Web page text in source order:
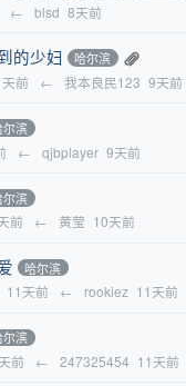
← blsd 8天前
的少妇 哈尔滨
前 ← 我本良民123 9天前
尔滨
← qjbplayer 9天前
尔滨
前 ← 黄莹 10天前
哈尔滨
11天前 ← rookiez 11天前
尔滨
前 ← 247325454 11天前